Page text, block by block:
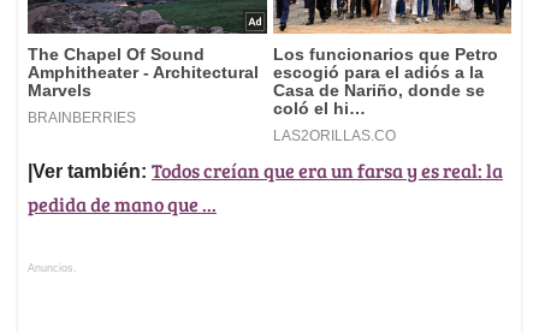
|Ver también: Todos creían que era un farsa y es real: la
pedida de mano que ...
Anuncios.